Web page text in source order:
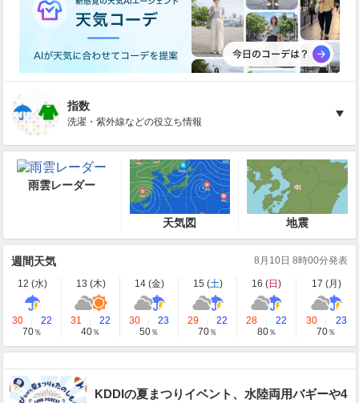
指数
洗濯・紫外線などの役立ち情報
雨雲レーダー
天気図 地震
週間天気 8月10日 8時00分発表
12 (水) 13 (木) 14 (金) 15 (土) 16 (日 ) 17 (月 )
30
22
70％
31
22
40％
30
23
50％
29
22
70％
28
22
80％
30
23
70％
KDDIの夏まつりイベント、水陸両用バギーや4